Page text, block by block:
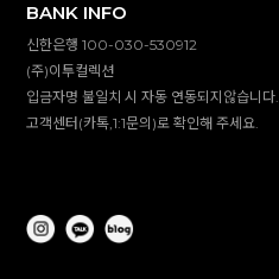
BANK INFO
신한은행 100-030-530912
(주)이투컬렉션
입금자명 불일치 시 자동 연동되지않습니다.
고객센터(카톡,1:1문의)로 확인해 주세요.